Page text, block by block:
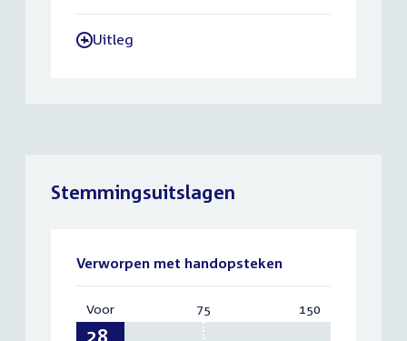
-Uitleg
Stemmingsuitslagen
Verworpen met handopsteken
Voor:
75 150